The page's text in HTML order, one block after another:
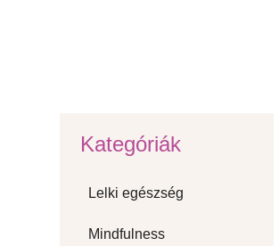
Kategóriák
Lelki egészség
Mindfulness